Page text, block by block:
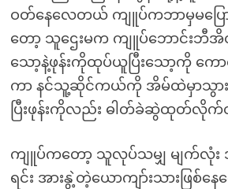
ဝတ်နေလေတယ် ကျူပ်ကဘာမှမပြော
တော့ သူဌေးမက ကျူပ်ဘောင်း
သော့နဲ့ဖုန်းကိုထုပ်ယူပြီးသော့ကို ကော
ကာ နင်သူ့ဆိုင်ကယ်ကို အိမ်ထဲမှာသွား
ပြီးဖုန်းကိုလည်း ဓါတ်ခဲဆွဲထုတ်လို
ကျူပ်ကတော့ သူလုပ်သမျှ မျက်လုံး
ရင်း အားနွဲ့တဲ့ယောကျာ်းသားဖြစ်